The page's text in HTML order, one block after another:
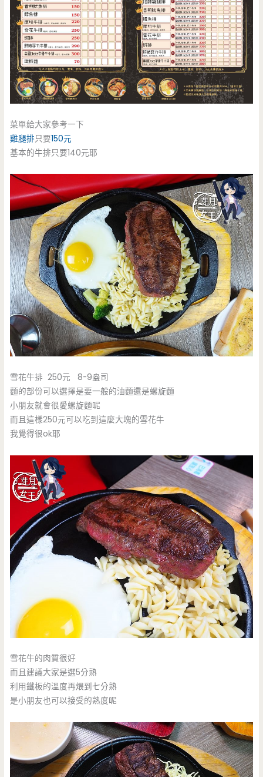
菜單給大家參考一下
雞腿排只要150元
基本的牛排只要140元耶
雪花牛排 250元 8-9盎司
麵的部份可以選擇是要一般的油麵還是螺旋麵
小朋友就會很愛螺旋麵呢
而且這樣250元可以吃到這麼大塊的雪花牛
我覺得很ok耶
雪花牛的肉質很好
而且建議大家是選5分熟
利用鐵板的溫度再煨到七分熟
是小朋友也可以接受的熟度呢